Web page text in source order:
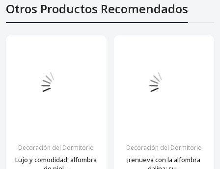
Otros Productos Recomendados
Decoración del Dormitorio
Lujo y comodidad: alfombra
Decoración del Dormitorio
¡renueva con la alfombra